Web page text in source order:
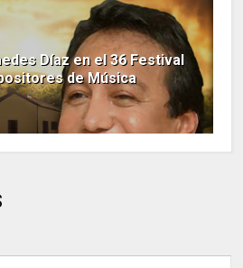
Díaz en el 36 Festival
de Música